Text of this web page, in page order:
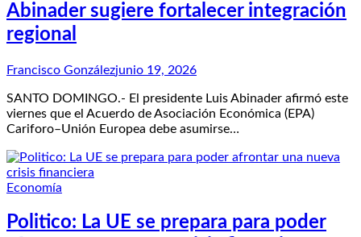
Abinader sugiere fortalecer integración
regional
Francisco Gonzálezjunio 19, 2026
SANTO DOMINGO.- El presidente Luis Abinader afirmó este
viernes que el Acuerdo de Asociación Económica (EPA)
Cariforo–Unión Europea debe asumirse…
Economía
Politico: La UE se prepara para poder